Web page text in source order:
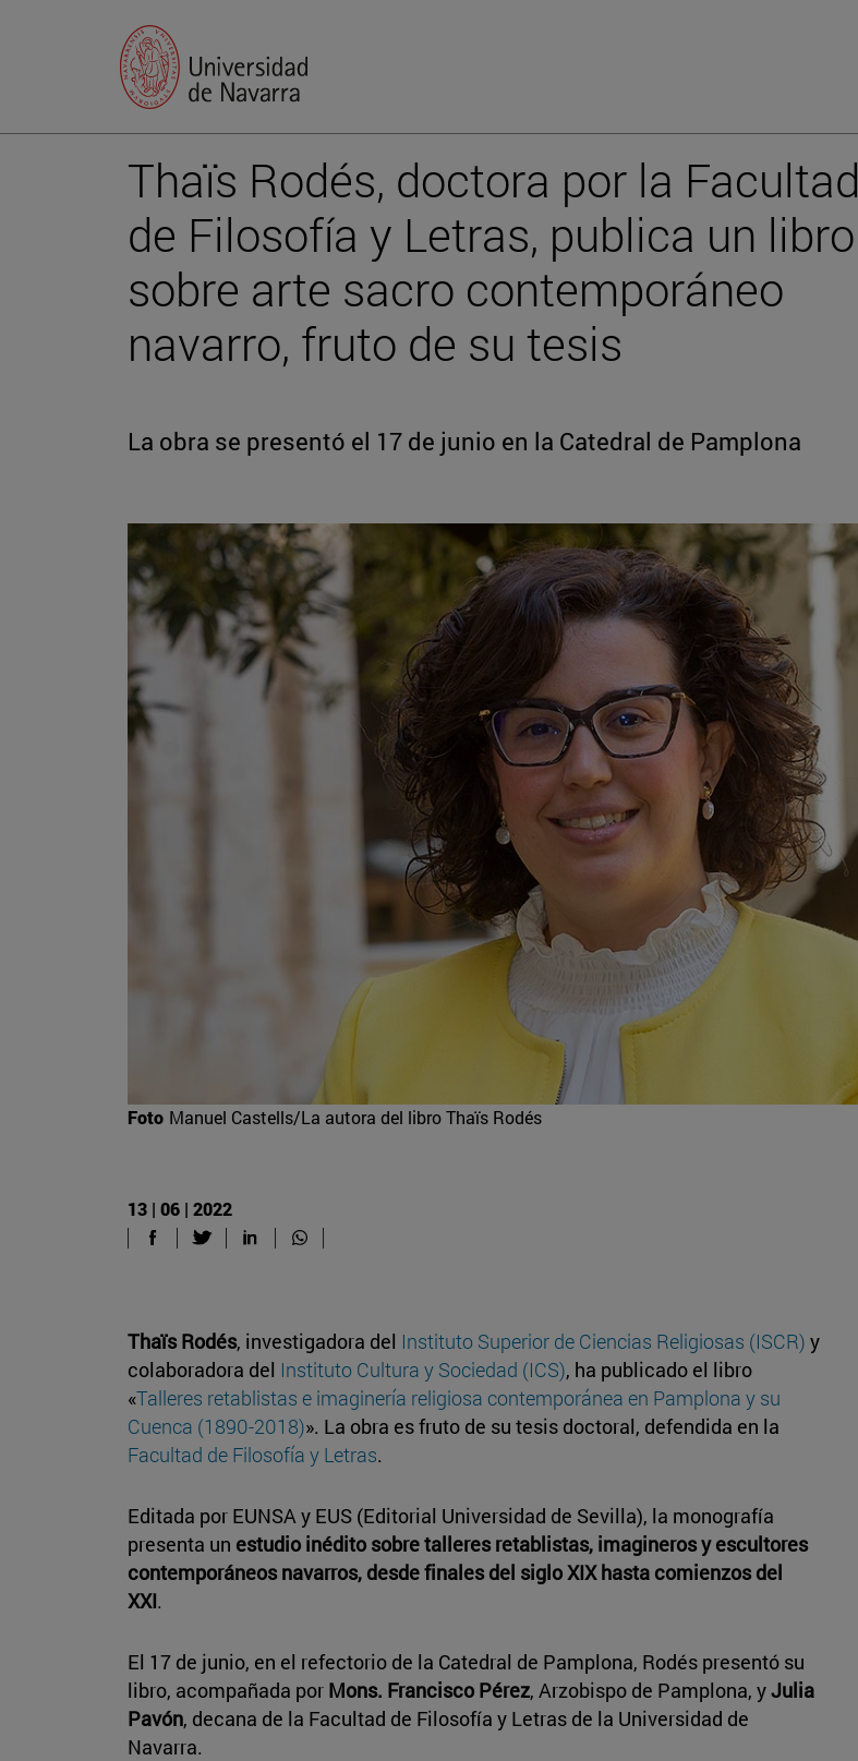
Thaïs Rodés, doctora por la Facultad
de Filosofía y Letras, publica un libro
sobre arte sacro contemporáneo
navarro, fruto de su tesis
La obra se presentó el 17 de junio en la Catedral de Pamplona
Foto Manuel Castells/La autora del libro Thaïs Rodés
13 | 06 | 2022
Thaïs Rodés, investigadora del Instituto Superior de Ciencias Religiosas (ISCR) y
colaboradora del Instituto Cultura y Sociedad (ICS), ha publicado el libro
«Talleres retablistas e imaginería religiosa contemporánea en Pamplona y su
Cuenca (1890-2018)». La obra es fruto de su tesis doctoral, defendida en la
Facultad de Filosofía y Letras.
Editada por EUNSA y EUS (Editorial Universidad de Sevilla), la monografía
presenta un estudio inédito sobre talleres retablistas, imagineros y escultores
contemporáneos navarros, desde finales del siglo XIX hasta comienzos del
XXI.
El 17 de junio, en el refectorio de la Catedral de Pamplona, Rodés presentó su
libro, acompañada por Mons. Francisco Pérez, Arzobispo de Pamplona, yJulia
Pavón, decana de la Facultad de Filosofía y Letras de la Universidad de
Navarra.